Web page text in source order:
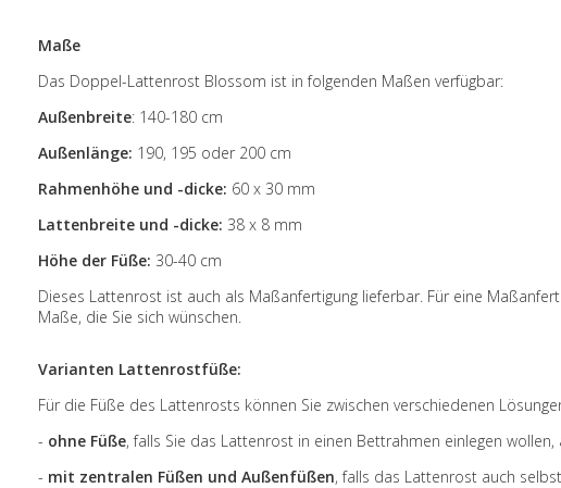
Maße
Das Doppel-Lattenrost Blossom ist in folgenden Maßen verfügbar:
Außenbreite: 140-180 cm
Außenlänge: 190, 195 oder 200 cm
Rahmenhöhe und -dicke: 60 x 30 mm
Lattenbreite und -dicke: 38 x 8 mm
Höhe der Füße: 30-40 cm
Dieses Lattenrost ist auch als Maßanfertigung lieferbar. Für eine
Maße, die Sie sich wünschen.
Varianten Lattenrostfüße:
Für die Füße des Lattenrosts können Sie zwischen verschiedenen
- ohne Füße, falls Sie das Lattenrost in einen Bettrahmen einlegen
- mit zentralen Füßen und Außenfüßen, falls das Lattenrost auch